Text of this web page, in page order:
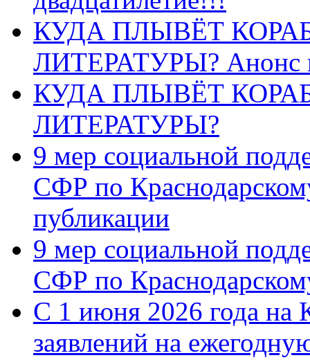
КУДА ПЛЫВЁТ
ЛИТЕРАТУРЫ? Анонс
КУДА ПЛЫВЁТ
ЛИТЕРАТУРЫ?
9 мер социальной
СФР по
публикации
9 мер социальной
СФР по
С 1 июня 2026 года на
заявлений на